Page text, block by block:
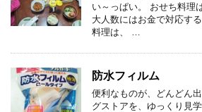
い～っぱい。 おせち料理
大人数にはお金で対応す
料理は、 …
防水フィルム
便利なものが、どんどん
グストアを、ゆっくり見